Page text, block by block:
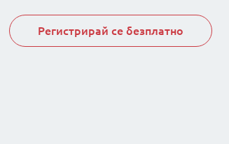
Регистрирай се безплатно